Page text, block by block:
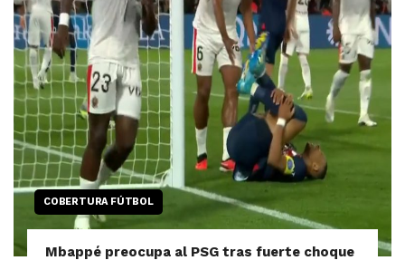
COBERTURA FÚTBOL
Mbappé preocupa al PSG tras fuerte choque